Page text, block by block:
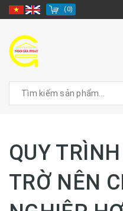
(0)
QUY
TRỜ NÊN